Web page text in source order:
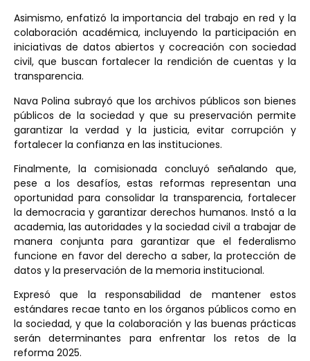
Asimismo, enfatizó la importancia del trabajo en red y la
colaboración académica, incluyendo la participación en
iniciativas de datos abiertos y cocreación con sociedad
civil, que buscan fortalecer la rendición de cuentas y la
transparencia.
Nava Polina subrayó que los archivos públicos son bienes
públicos de la sociedad y que su preservación permite
garantizar la verdad y la justicia, evitar corrupción y
fortalecer la confianza en las instituciones.
Finalmente, la comisionada concluyó señalando que,
pese a los desafíos, estas reformas representan una
oportunidad para consolidar la transparencia, fortalecer
la democracia y garantizar derechos humanos. Instó a la
academia, las autoridades y la sociedad civil a trabajar de
manera conjunta para garantizar que el federalismo
funcione en favor del derecho a saber, la protección de
datos y la preservación de la memoria institucional.
Expresó que la responsabilidad de mantener estos
estándares recae tanto en los órganos públicos como en
la sociedad, y que la colaboración y las buenas prácticas
serán determinantes para enfrentar los retos de la
reforma 2025.